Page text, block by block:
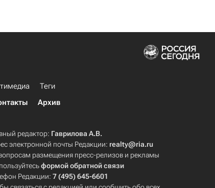
Теги
Архив
редактор: Гаврилова А.В.
электронной почты Редакции: realty@ria.ru
размещения пресс-релизов и рекламы
формой обратной связи
Редакции:7 (495) 645-6601